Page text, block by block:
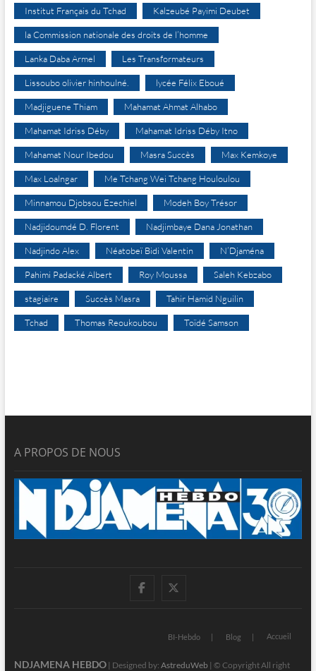
Institut Français du Tchad Kalzeubé Payimi Deubet
la Commission nationale des droits de l’homme
Lanka Daba Armel Les Transformateurs
Lissoubo olivier hinhoulné. lycée Félix Eboué
Madjiguene Thiam Mahamat Ahmat Alhabo
Mahamat Idriss Déby Mahamat Idriss Déby Itno
Mahamat Nour Ibedou Masra Succès Max Kemkoye
Max Loalngar Me Tchang Wei Tchang Houloulou
Minnamou Djobsou Ezechiel Modeh Boy Trésor
Nadjidoumdé D. Florent Nadjimbaye Dana Jonathan
Nadjindo Alex Néatobeï Bidi Valentin N’Djaména
Pahimi Padacké Albert Roy Moussa Saleh Kebzabo
stagiaire Succès Masra Tahir Hamid Nguilin
Tchad Thomas Reoukoubou Toïdé Samson
A PROPOS DE NOUS
facebook
BI-Hebdo Blog Accueil
NDJAMENA HEBDO| Designed by: AstreduWeb | © Copyright All right